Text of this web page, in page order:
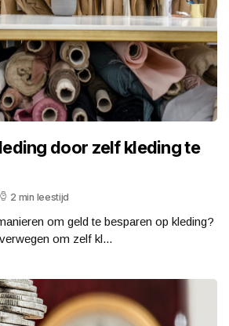
door zelf kleding te
2 min leestijd
om geld te besparen op kleding?
om zelf kl...